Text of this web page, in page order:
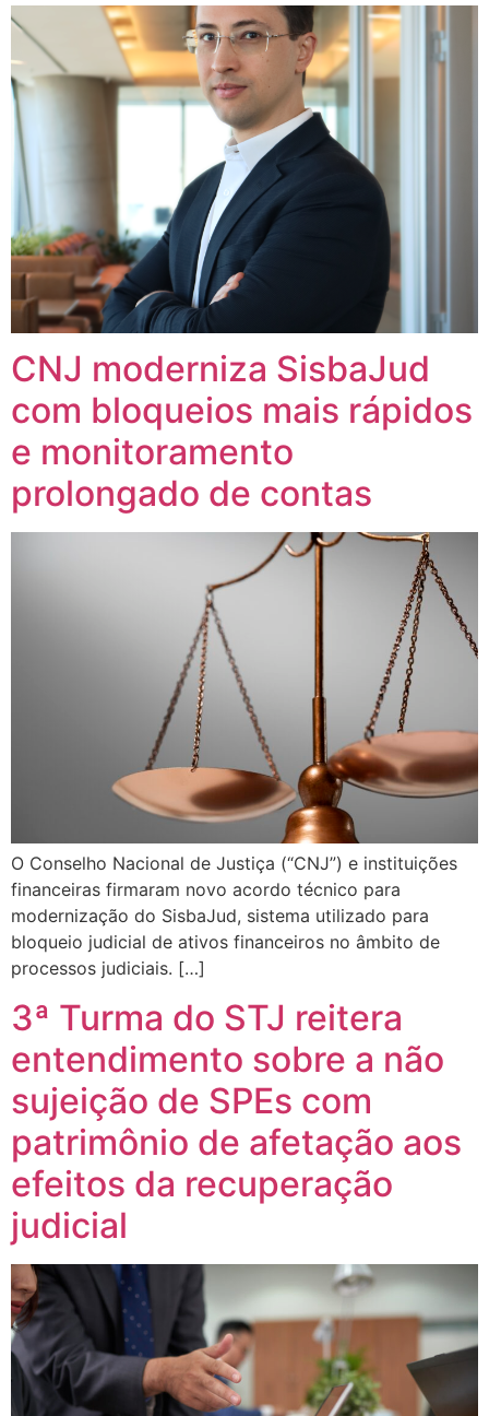
CNJ moderniza SisbaJud
com bloqueios mais rápidos
e monitoramento
prolongado de contas
O Conselho Nacional de Justiça (“CNJ”) e instituições
financeiras firmaram novo acordo técnico para
modernização do SisbaJud, sistema utilizado para
bloqueio judicial de ativos financeiros no âmbito de
processos judiciais. […]
3ª Turma do STJ reitera
entendimento sobre a não
sujeição de SPEs com
patrimônio de afetação aos
efeitos da recuperação
judicial